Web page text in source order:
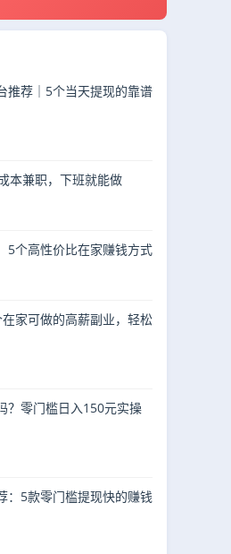
推荐｜5个当天提现的靠谱
本兼职，下班就能做
5个高性价比在家赚钱方式
家可做的高薪副业，轻松
？零门槛日入150元实操
：5款零门槛提现快的赚钱